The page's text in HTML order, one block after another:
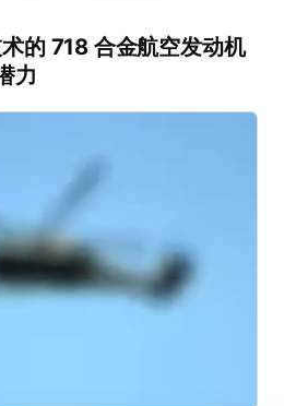
的 718 合金航空发动机
力